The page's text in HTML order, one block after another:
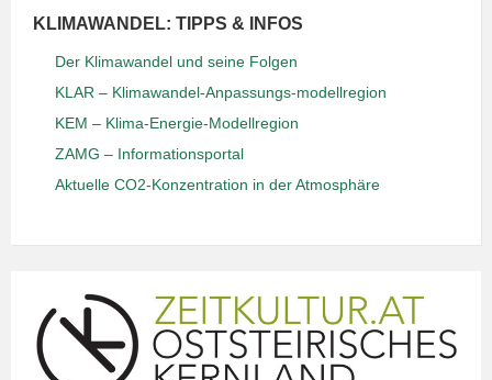
KLIMAWANDEL: TIPPS & INFOS
Der Klimawandel und seine Folgen
KLAR – Klimawandel-Anpassungs-modellregion
KEM – Klima-Energie-Modellregion
ZAMG – Informationsportal
Aktuelle CO2-Konzentration in der Atmosphäre